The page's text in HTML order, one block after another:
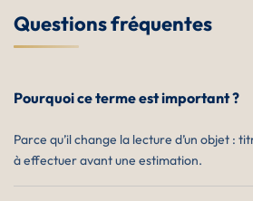
Questions fréquentes
Pourquoi ce terme est important ?
Parce qu’il change la lecture d’un objet :
à effectuer avant une estimation.